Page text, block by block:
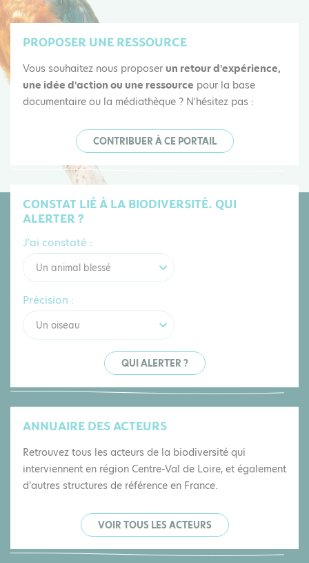
PROPOSER UNE RESSOURCE
Vous souhaitez nous proposer un retour d'expérience,
une idée d'action ou une ressource pour la base
documentaire ou la médiathèque ? N'hésitez pas :
CONTRIBUER À CE PORTAIL
CONSTAT LIÉ À LA BIODIVERSITÉ. QUI
ALERTER ?
J'ai constaté :
Un animal blessé
Précision :
Un oiseau
QUI ALERTER ?
ANNUAIRE DES ACTEURS
Retrouvez tous les acteurs de la biodiversité qui
interviennent en région Centre-Val de Loire, et également
d'autres structures de référence en France.
VOIR TOUS LES ACTEURS